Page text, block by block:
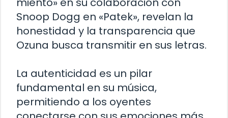
Snoop Dogg en «Patek», revelan la
honestidad y la transparencia que
Ozuna busca transmitir en sus letras.
La autenticidad es un pilar
fundamental en su música,
permitiendo a los oyentes